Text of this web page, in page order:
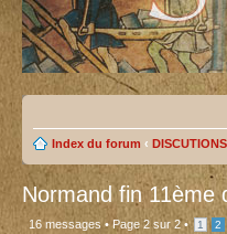
Index du forum ‹
Normand fin 11ème
16 messages •Page 2 sur 2• 1 2